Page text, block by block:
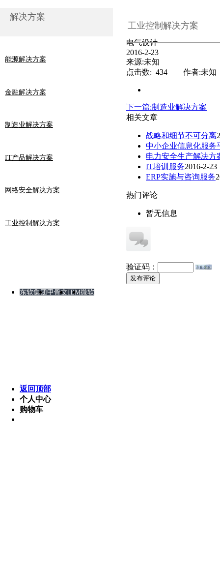
解决方案
能源解决方案
金融解决方案
制造业解决方案
IT产品解决方案
网络安全解决方案
工业控制解决方案
工业控制解决方案
电气设计
2016-2-23
来源:未知
点击数: 434 作者:未知
下一篇:制造业解决方案
相关文章
战略和细节不可分离
中小企业信息化服务
电力安全生产解决方
IT培训服务2016-2-23
ERP实施与咨询服务
热门评论
暂无信息
验证码：
发布评论
东软集团 甲骨文IBM微软
返回顶部
个人中心
购物车